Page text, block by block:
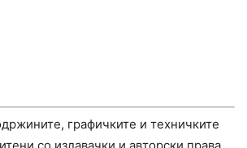
графичките и техничките